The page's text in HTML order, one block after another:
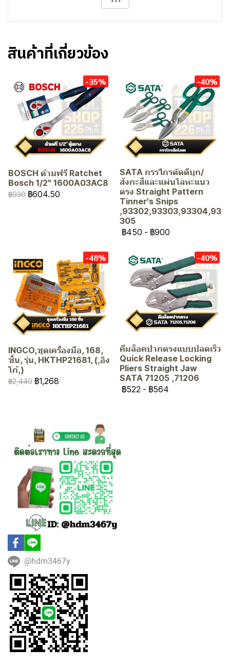
สินค้าที่เกี่ยวข้อง
-35%
BOSCH ด้ามฟรี Ratchet
Bosch 1/2" 1600A03AC8
฿930 ฿604.50
-40%
SATA กรรไกรตัดดีบุก/
สังกะสีและแผ่นโลหะแนว
ตรง Straight Pattern
Tinner's Snips
,93302,93303,93304,93
305
฿450 - ฿900
-48%
INGCO,ชุดเครื่องมือ, 168,
ชิ้น, รุ่น, HKTHP21681, (,อิง
โก้,)
฿2,440 ฿1,268
-40%
คีมล็อคปากตรงแบบปลดเร็ว
Quick Release Locking
Pliers Straight Jaw
SATA 71205 ,71206
฿522 - ฿564
@hdm3467y